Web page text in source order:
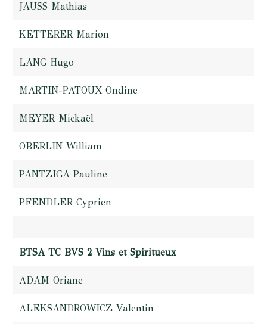
JAUSS Mathias
KETTERER Marion
LANG Hugo
MARTIN-PATOUX Ondine
MEYER Mickaël
OBERLIN William
PANTZIGA Pauline
PFENDLER Cyprien
BTSA TC BVS 2 Vins et Spiritueux
ADAM Oriane
ALEKSANDROWICZ Valentin